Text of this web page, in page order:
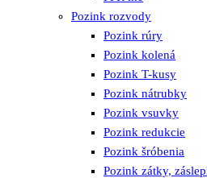
Pozink rozvody
Pozink rúry
Pozink kolená
Pozink T-kusy
Pozink nátrubky
Pozink vsuvky
Pozink redukcie
Pozink šróbenia
Pozink zátky,